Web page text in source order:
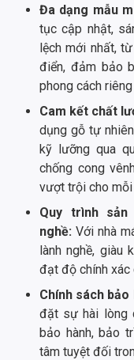
Đa dạng mẫu
tục cập nhật,
lệch mới nhất,
điển, đảm bảo
phong cách
Cam kết chất
dụng gỗ tự
kỹ lưỡng qua
chống cong
vượt trội cho mỗi
Quy trình
nghề: Với nhà
lành nghề, giàu
đạt độ chính xác
Chính sách
đặt sự hài lòng
bảo hành, bảo
tâm tuyệt đối